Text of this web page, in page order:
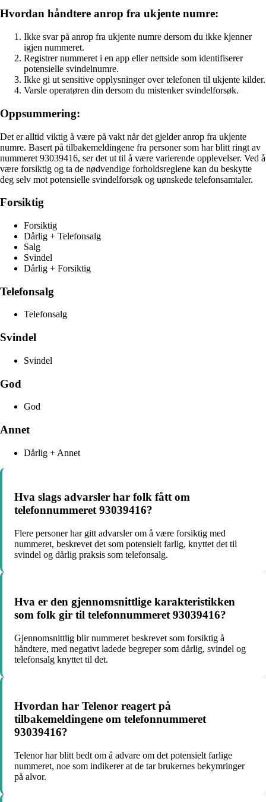
Hvordan håndtere anrop fra ukjente numre:
Ikke svar på anrop fra ukjente numre dersom du ikke kjenner
igjen nummeret.
Registrer nummeret i en app eller nettside som identifiserer
potensielle svindelnumre.
Ikke gi ut sensitive opplysninger over telefonen til ukjente kilder.
Varsle operatøren din dersom du mistenker svindelforsøk.
Oppsummering:
Det er alltid viktig å være på vakt når det gjelder anrop fra ukjente
numre. Basert på tilbakemeldingene fra personer som har blitt ringt av
nummeret 93039416, ser det ut til å være varierende opplevelser. Ved å
være forsiktig og ta de nødvendige forholdsreglene kan du beskytte
deg selv mot potensielle svindelforsøk og uønskede telefonsamtaler.
Forsiktig
Forsiktig
Dårlig + Telefonsalg
Salg
Svindel
Dårlig + Forsiktig
Telefonsalg
Telefonsalg
Svindel
Svindel
God
God
Annet
Dårlig + Annet
Hva slags advarsler har folk fått om
telefonnummeret 93039416?
Flere personer har gitt advarsler om å være forsiktig med
nummeret, beskrevet det som potensielt farlig, knyttet det til
svindel og dårlig praksis som telefonsalg.
Hva er den gjennomsnittlige karakteristikken
som folk gir til telefonnummeret 93039416?
Gjennomsnittlig blir nummeret beskrevet som forsiktig å
håndtere, med negativt ladede begreper som dårlig, svindel og
telefonsalg knyttet til det.
Hvordan har Telenor reagert på
tilbakemeldingene om telefonnummeret
93039416?
Telenor har blitt bedt om å advare om det potensielt farlige
nummeret, noe som indikerer at de tar brukernes bekymringer
på alvor.